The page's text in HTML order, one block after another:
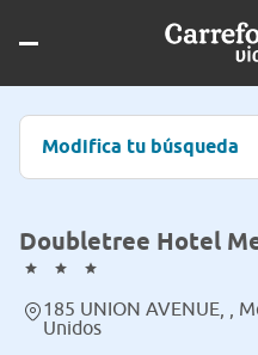
Modifica tu búsqueda
Doubletree Hotel
185 UNION AVENUE, ,
Unidos